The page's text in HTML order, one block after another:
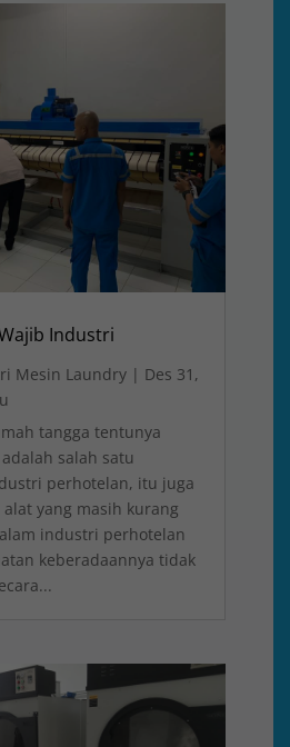
Industri
Mesin Laundry | Des 31,
tangga tentunya
salah satu
perhotelan, itu juga
yang masih kurang
industri perhotelan
keberadaannya tidak